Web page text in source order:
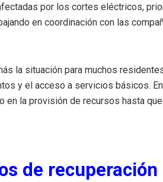
por los cortes eléctricos,
en coordinación con las
la situación para muchos
y el acceso a servicios básicos.
en la provisión de recursos hasta
de recuperación